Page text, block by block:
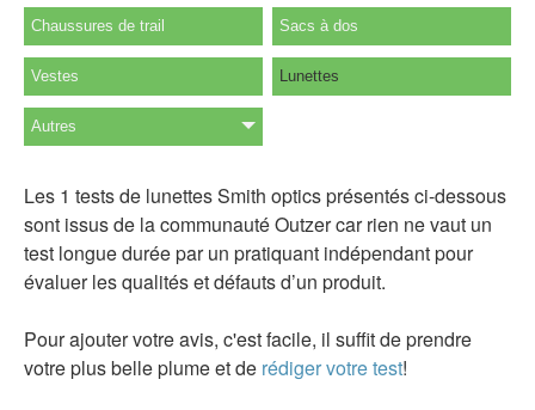
Chaussures de trail Sacs à dos
Vestes Lunettes
Autres
Les 1 tests de lunettes Smith optics présentés ci-dessous
sont issus de la communauté Outzer car rien ne vaut un
test longue durée par un pratiquant indépendant pour
évaluer les qualités et défauts d’un produit.
Pour ajouter votre avis, c'est facile, il suffit de prendre
votre plus belle plume et de rédiger votre test!